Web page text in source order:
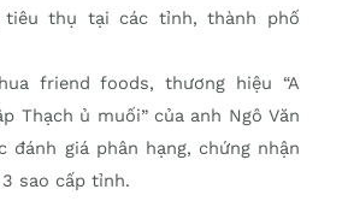
thụ tại các tỉnh, thành phố
friend foods, thương hiệu “A
Thạch ủ muối” của anh Ngô Văn
đánh giá phân hạng, chứng nhận
3 sao cấp tỉnh.